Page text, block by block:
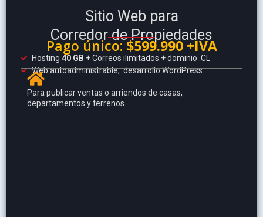
Sitio Web para
Corredor de Propiedades
Pago único:$599.990 +IVA
Hosting 40 GB + Correos ilimitados + dominio .CL
Web autoadministrable, desarrollo WordPress
Para publicar ventas o arriendos de casas,
departamentos y terrenos.